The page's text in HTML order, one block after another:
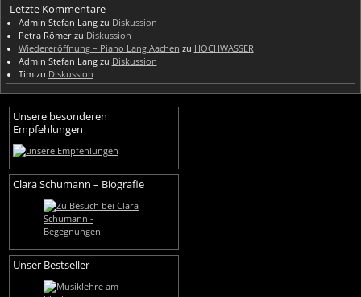
Letzte Kommentare
Admin Stefan Langzu Diskussion
Petra Römerzu Diskussion
Wiedereröffnung – Piano Lang Aachen zu HOCHWASSER
Admin Stefan Langzu Diskussion
Timzu Diskussion
Unsere besonderen
Empfehlungen
Clara Schumann – Biografie
Unser Bestseller